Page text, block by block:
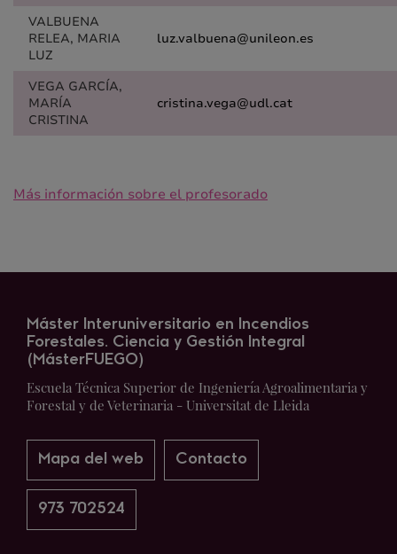
VALBUENA
RELEA, MARIA
LUZ
luz.valbuena@unileon.es
VEGA GARCÍA,
MARÍA
CRISTINA
cristina.vega@udl.cat
Más información sobre el profesorado
Máster Interuniversitario en Incendios
Forestales. Ciencia y Gestión Integral
(MásterFUEGO)
Escuela Técnica Superior de Ingeniería Agroalimentaria y
Forestal y de Veterinaria - Universitat de Lleida
Mapa del web Contacto
973 702524